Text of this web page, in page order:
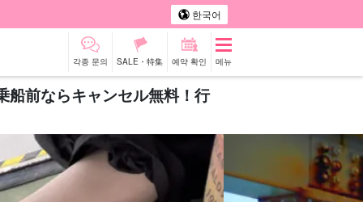
한국어
각종 문의 SALE・特集 예약 확인 메뉴
前ならキャンセル無料！行